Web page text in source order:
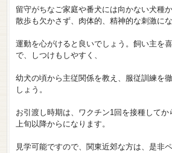
留守がちなご家庭や番犬には向かない犬種
散歩も欠かさず、肉体的、精神的な刺激に
運動を心がけると良いでしょう。飼い主を
で、しつけもしやすく、
幼犬の頃から主従関係を教え、服従訓練を
しょう。
お引渡し時期は、ワクチン1回を接種して
上旬以降からになります。
見学可能ですので、関東近郊な方は、是非